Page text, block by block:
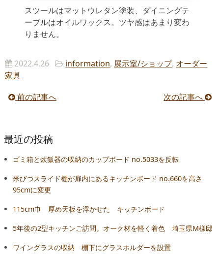
スツールはマットウレタン塗装、ダイニングテ
ーブルはオイルワックス。ツヤ感はあまり変わ
りません。
2022.4.26 information, 展示室/ショップ, オーダー
家具
前の記事へ
次の記事へ
最近の投稿
ゴミ箱と炊飯器の収納のカップボード no.5033を反転
米びつスライド棚が扉内にあるキッチンボード no.660を高さ
95cmに変更
115cm巾 厚め天板を浮かせた キッチンボード
5年後の2型キッチンご訪問。オーク材を軽く着色 埼玉県M様邸
ワイングラスの収納 棚下にグラスホルダーを設置